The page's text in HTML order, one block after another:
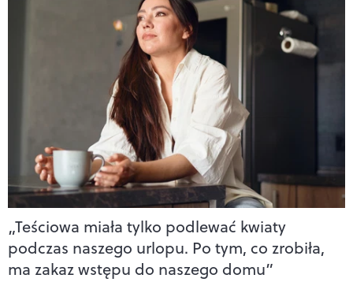
„Teściowa miała tylko podlewać kwiaty
podczas naszego urlopu. Po tym, co zrobiła,
ma zakaz wstępu do naszego domu”